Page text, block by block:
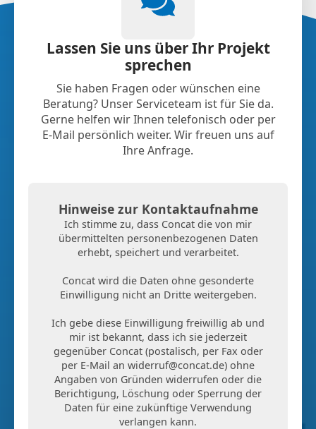
Lassen Sie uns über Ihr Projekt
sprechen
Sie haben Fragen oder wünschen eine
Beratung? Unser Serviceteam ist für Sie da.
Gerne helfen wir Ihnen telefonisch oder per
E-Mail persönlich weiter. Wir freuen uns auf
Ihre Anfrage.
Hinweise zur Kontaktaufnahme
Ich stimme zu, dass Concat die von mir
übermittelten personenbezogenen Daten
erhebt, speichert und verarbeitet.
Concat wird die Daten ohne gesonderte
Einwilligung nicht an Dritte weitergeben.
Ich gebe diese Einwilligung freiwillig ab und
mir ist bekannt, dass ich sie jederzeit
gegenüber Concat (postalisch, per Fax oder
per E-Mail an widerruf@concat.de) ohne
Angaben von Gründen widerrufen oder die
Berichtigung, Löschung oder Sperrung der
Daten für eine zukünftige Verwendung
verlangen kann.